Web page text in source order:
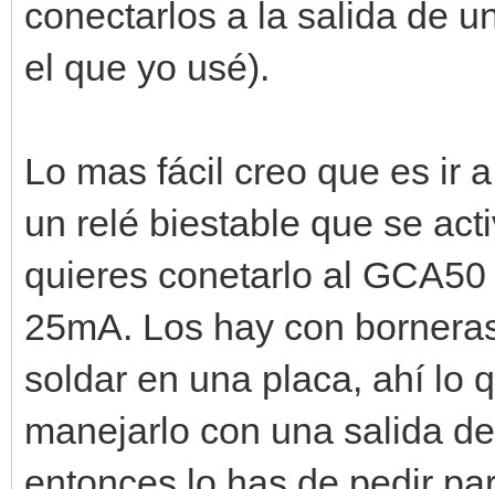
conectarlos a la salida de
el que yo usé).
Lo mas fácil creo que es ir
un relé biestable que se
quieres conetarlo al
25mA. Los hay con
soldar en una placa, ahí lo
manejarlo con una salida